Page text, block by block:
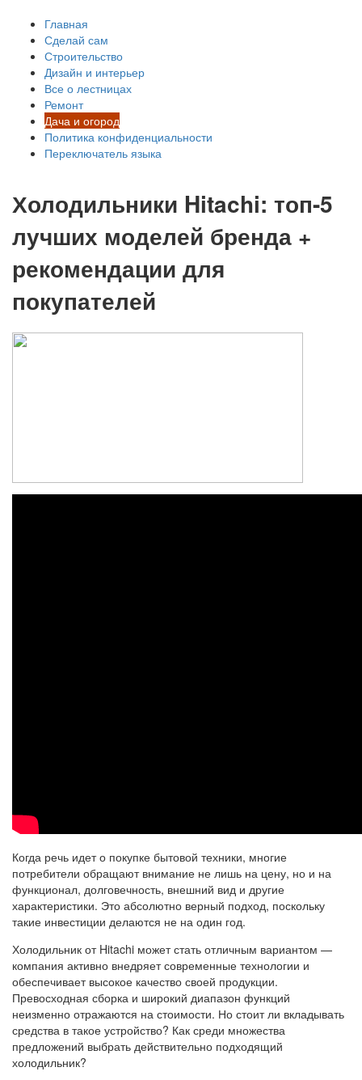
Главная
Сделай сам
Строительство
Дизайн и интерьер
Все о лестницах
Ремонт
Дача и огород
Политика конфиденциальности
Переключатель языка
Холодильники Hitachi: топ-5
лучших моделей бренда +
рекомендации для
покупателей
Когда речь идет о покупке бытовой техники, многие
потребители обращают внимание не лишь на цену, но и на
функционал, долговечность, внешний вид и другие
характеристики. Это абсолютно верный подход, поскольку
такие инвестиции делаются не на один год.
Холодильник от Hitachi может стать отличным вариантом —
компания активно внедряет современные технологии и
обеспечивает высокое качество своей продукции.
Превосходная сборка и широкий диапазон функций
неизменно отражаются на стоимости. Но стоит ли вкладывать
средства в такое устройство? Как среди множества
предложений выбрать действительно подходящий
холодильник?